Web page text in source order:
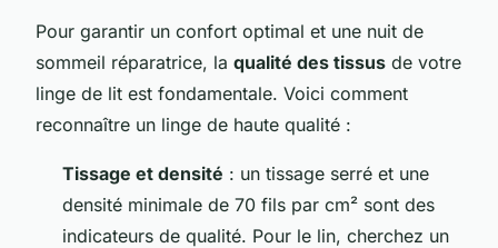
Pour garantir un confort optimal et une nuit de
sommeil réparatrice, la qualité des tissus de votre
linge de lit est fondamentale. Voici comment
reconnaître un linge de haute qualité :
Tissage et densité : un tissage serré et une
densité minimale de 70 fils par cm² sont des
indicateurs de qualité. Pour le lin, cherchez un